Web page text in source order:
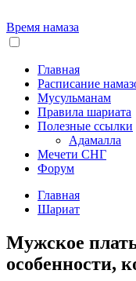
Время намаза
Главная
Расписание
Мусульманам
Правила шариата
Полезные ссылки
Адамалла
Мечети СНГ
Форум
Главная
Шариат
Мужское
особенности,